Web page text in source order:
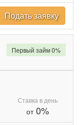
Подать заявку
Ставка в день
от0%
Первый займ 0%